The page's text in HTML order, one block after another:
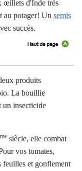
œillets d'Inde très
au potager! Un semis
succès.
produits
La bouillie
un insecticide
siècle, elle combat
vos tomates,
feuilles et gonflement